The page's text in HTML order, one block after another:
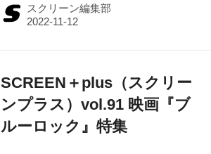
スクリーン編集部
SCREEN＋plus（スクリー
ンプラス）vol.91 映画『ブ
ルーロック』特集